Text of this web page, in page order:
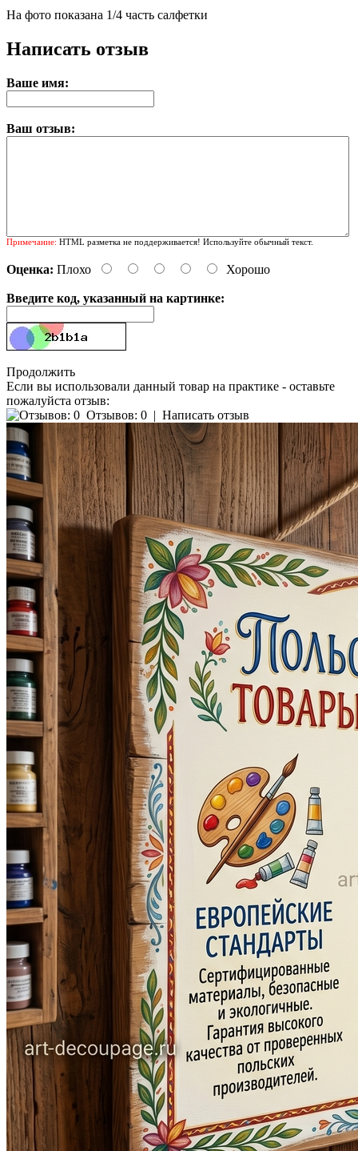
На фото показана 1/4 часть салфетки
Написать отзыв
Ваше имя:
Ваш отзыв:
Примечание: HTML разметка не поддерживается! Используйте обычный текст.
Оценка: Плохо Хорошо
Введите код, указанный на картинке:
Продолжить
Если вы использовали данный товар на практике - оставьте
пожалуйста отзыв:
Отзывов: 0 | Написать отзыв